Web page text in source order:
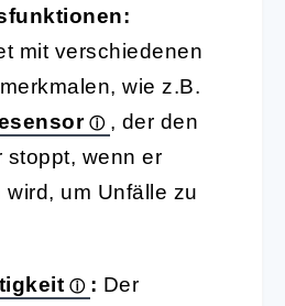
mit verschiedenen
wie z.B.
, der den
stoppt, wenn er
um Unfälle zu
: Der